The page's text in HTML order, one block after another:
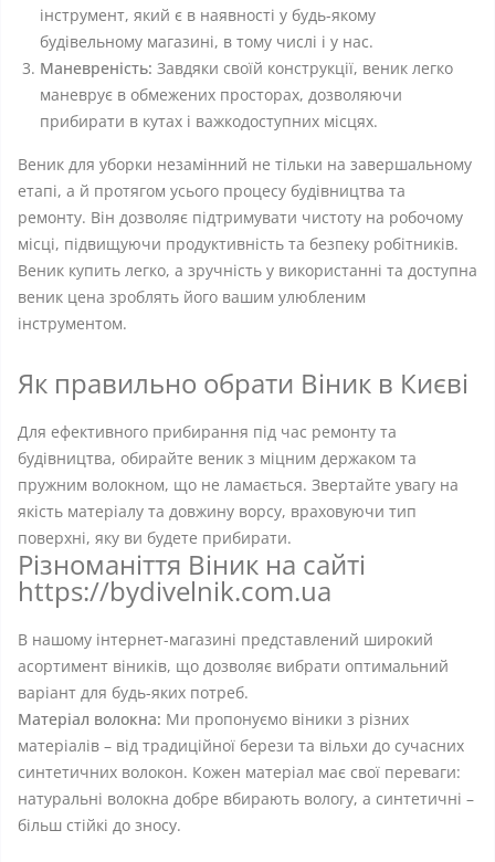
інструмент, який є в наявності у будь-якому
будівельному магазині, в тому числі і у нас.
Маневреність: Завдяки своїй конструкції, веник легко
маневрує в обмежених просторах, дозволяючи
прибирати в кутах і важкодоступних місцях.
Веник для уборки незамінний не тільки на завершальному
етапі, а й протягом усього процесу будівництва та
ремонту. Він дозволяє підтримувати чистоту на робочому
місці, підвищуючи продуктивність та безпеку робітників.
Веник купить легко, а зручність у використанні та доступна
веник цена зроблять його вашим улюбленим
інструментом.
Як правильно обрати Віник в Києві
Для ефективного прибирання під час ремонту та
будівництва, обирайте веник з міцним держаком та
пружним волокном, що не ламається. Звертайте увагу на
якість матеріалу та довжину ворсу, враховуючи тип
поверхні, яку ви будете прибирати.
Різноманіття Віник на сайті
https://bydivelnik.com.ua
В нашому інтернет-магазині представлений широкий
асортимент віників, що дозволяє вибрати оптимальний
варіант для будь-яких потреб.
Матеріал волокна: Ми пропонуємо віники з різних
матеріалів – від традиційної берези та вільхи до сучасних
синтетичних волокон. Кожен матеріал має свої переваги:
натуральні волокна добре вбирають вологу, а синтетичні –
більш стійкі до зносу.